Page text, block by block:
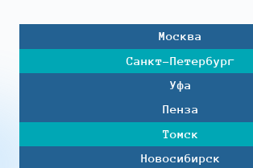
Москва
Санкт-Петербург
Уфа
Пенза
Томск
Новосибирск